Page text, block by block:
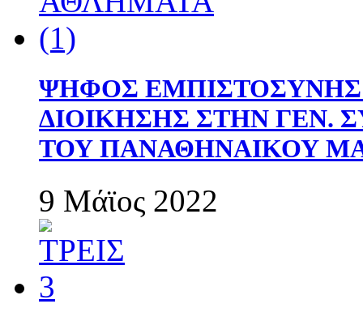
ΨΗΦΟΣ
ΔΙΟΙΚΗΣΗΣ ΣΤΗΝ ΓΕΝ.
ΤΟΥ ΠΑΝΑΘΗΝΑΙΚΟΥ
9 Μάϊος 2022